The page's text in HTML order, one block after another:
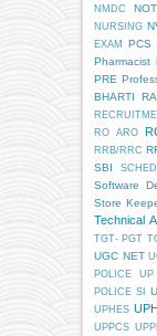
NMDC
NURSING
EXAM
PCS
Pharmacist
PRE
BHARTI
RO ARO
RRB/RRC
SBI
Software
Store
Technical
TGT- PGT
UGC NET
POLICE
UP
POLICE SI
UPHES
UPPCS